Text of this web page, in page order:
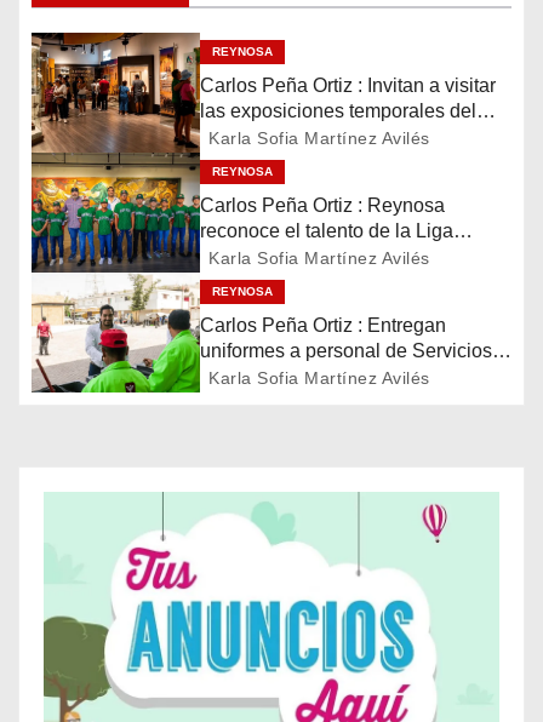
e
g
a
c
i
ó
n
d
e
r
a
REYNOSA
Carlos Peña Ortiz : Invitan a visitar
las exposiciones temporales del
Museo del Ferrocarril Reynosa
Karla Sofia Martínez Avilés
REYNOSA
Carlos Peña Ortiz : Reynosa
reconoce el talento de la Liga
Treviño Kelly, subcampeona
latinoamericana
Karla Sofia Martínez Avilés
REYNOSA
Carlos Peña Ortiz : Entregan
uniformes a personal de Servicios
Públicos de Reynosa
Karla Sofia Martínez Avilés